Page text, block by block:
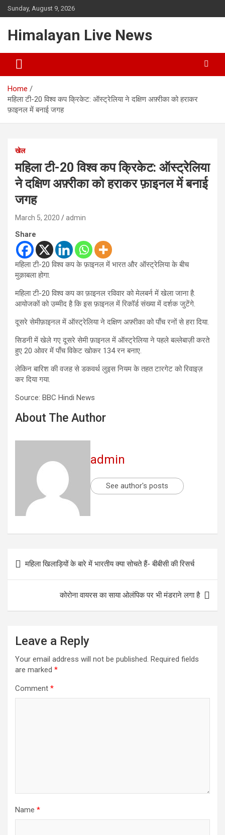
Sunday, August 9, 2026
Himalayan Live News
Home
महिला टी-20 विश्व कप क्रिकेट: ऑस्ट्रेलिया ने दक्षिण अफ़्रीका को हराकर
फ़ाइनल में बनाई जगह
खेल
महिला टी-20 विश्व कप क्रिकेट: ऑस्ट्रेलिया
ने दक्षिण अफ़्रीका को हराकर फ़ाइनल में बनाई
जगह
March 5, 2020 admin
Share
महिला टी-20 विश्व कप के फ़ाइनल में भारत और ऑस्ट्रेलिया के बीच
मुक़ाबला होगा.
महिला टी-20 विश्व कप का फ़ाइनल रविवार को मेलबर्न में खेला जाना है.
आयोजकों को उम्मीद है कि इस फ़ाइनल में रिकॉर्ड संख्या में दर्शक जुटेंगे.
दूसरे सेमीफ़ाइनल में ऑस्ट्रेलिया ने दक्षिण अफ़्रीका को पाँच रनों से हरा दिया.
सिडनी में खेले गए दूसरे सेमी फ़ाइनल में ऑस्ट्रेलिया ने पहले बल्लेबाज़ी करते
हुए 20 ओवर में पाँच विकेट खोकर 134 रन बनाए.
लेकिन बारिश की वजह से डकवर्थ लुइस नियम के तहत टारगेट को रिवाइज़
कर दिया गया.
Source: BBC Hindi News
About The Author
admin
See author's posts
महिला खिलाड़ियों के बारे में भारतीय क्या सोचते हैं- बीबीसी की रिसर्च
कोरोना वायरस का साया ओलंपिक पर भी मंडराने लगा है
Leave a Reply
Your email address will not be published. Required fields
are marked *
Comment *
Name *